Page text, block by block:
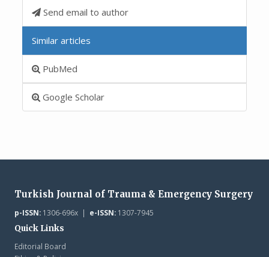
Send email to author
Similar articles
PubMed
Google Scholar
Turkish Journal of Trauma & Emergency Surgery
p-ISSN:1306-696x | e-ISSN:1307-7945
Quick Links
Editorial Board